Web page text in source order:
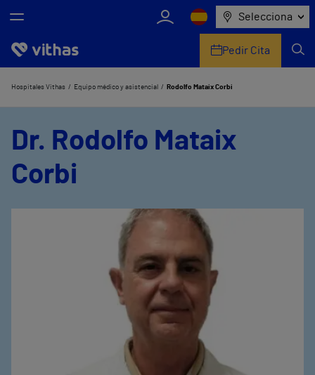
Selecciona
Nosotros
Pedir Cita
Hospitales Vithas Equipo médico y asistencial Rodolfo Mataix Corbi
Dr. Rodolfo Mataix
Corbi